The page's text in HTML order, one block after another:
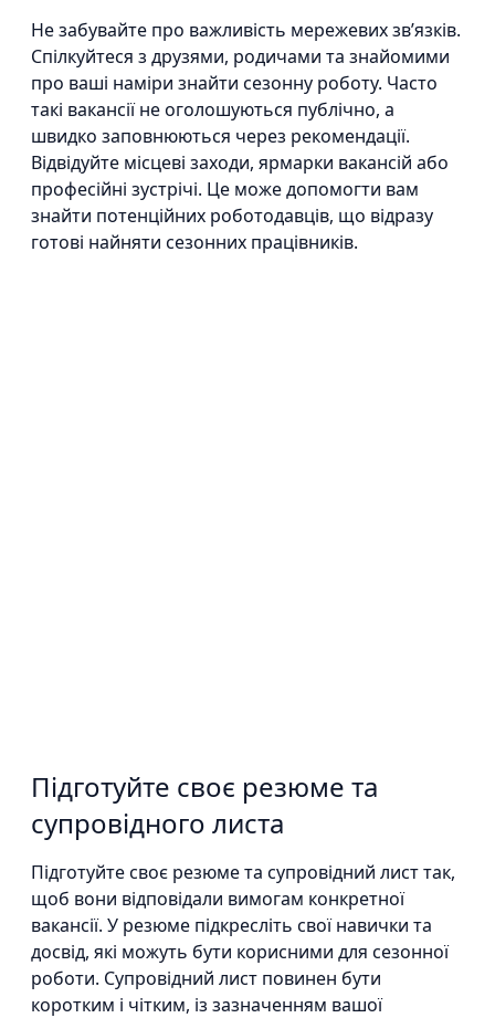
Не забувайте про важливість мережевих зв’язків.
Спілкуйтеся з друзями, родичами та знайомими
про ваші наміри знайти сезонну роботу. Часто
такі вакансії не оголошуються публічно, а
швидко заповнюються через рекомендації.
Відвідуйте місцеві заходи, ярмарки вакансій або
професійні зустрічі. Це може допомогти вам
знайти потенційних роботодавців, що відразу
готові найняти сезонних працівників.
Підготуйте своє резюме та
супровідного листа
Підготуйте своє резюме та супровідний лист так,
щоб вони відповідали вимогам конкретної
вакансії. У резюме підкресліть свої навички та
досвід, які можуть бути корисними для сезонної
роботи. Супровідний лист повинен бути
коротким і чітким, із зазначенням вашої